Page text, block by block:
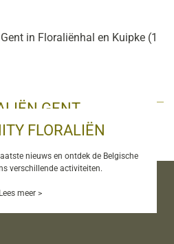
in Floraliënhal en Kuipke (1
GENT
bloemen- en plantenfestival
meer >
& VISIE
en wat willen we bereiken?
FLORALIËN
nieuws en ontdek de Belgische
verschillende activiteiten.
Lees meer >